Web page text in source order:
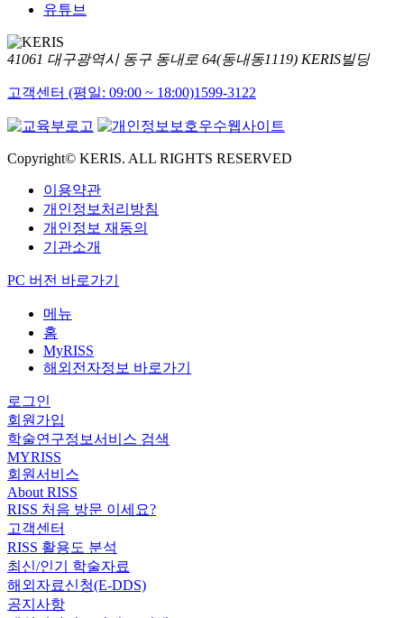
유튜브
41061 대구광역시 동구 동내로 64(동내동1119) KERIS빌딩
고객센터 (평일: 09:00 ~ 18:00)1599-3122
Copyright© KERIS. ALL RIGHTS RESERVED
이용약관
개인정보처리방침
개인정보 재동의
기관소개
PC 버전 바로가기
메뉴
홈
MyRISS
해외전자정보 바로가기
로그인
회원가입
학술연구정보서비스 검색
MYRISS
회원서비스
About RISS
RISS 처음 방문 이세요?
고객센터
RISS 활용도 분석
최신/인기 학술자료
해외자료신청(E-DDS)
공지사항